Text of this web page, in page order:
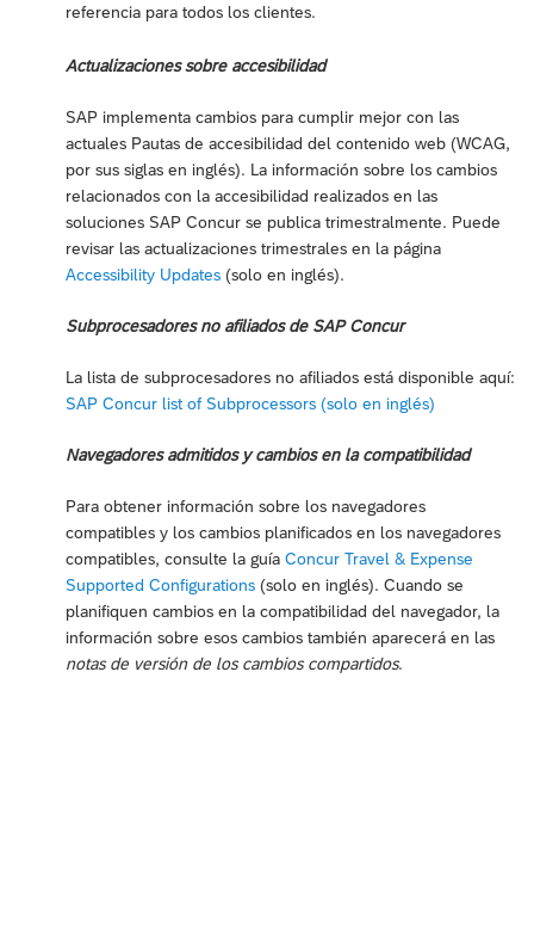
referencia para todos los clientes.
Actualizaciones sobre accesibilidad
SAP implementa cambios para cumplir mejor con las
actuales Pautas de accesibilidad del contenido web (WCAG,
por sus siglas en inglés). La información sobre los cambios
relacionados con la accesibilidad realizados en las
soluciones SAP Concur se publica trimestralmente. Puede
revisar las actualizaciones trimestrales en la página
Accessibility Updates (solo en inglés).
Subprocesadores no afiliados de SAP Concur
La lista de subprocesadores no afiliados está disponible aquí:
SAP Concur list of Subprocessors (solo en inglés)
Navegadores admitidos y cambios en la compatibilidad
Para obtener información sobre los navegadores
compatibles y los cambios planificados en los navegadores
compatibles, consulte la guía Concur Travel & Expense
Supported Configurations (solo en inglés). Cuando se
planifiquen cambios en la compatibilidad del navegador, la
información sobre esos cambios también aparecerá en las
notas de versión de los cambios compartidos.